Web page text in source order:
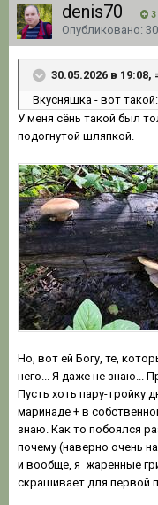
denis70 3
Опубликовано:
30.05.2026 в 19:08,
Вкусняшка - вот такой:
У меня сёнь такой был
подогнутой шляпкой.
Но, вот ей Богу, те,
него... Я даже не знаю...
Пусть хоть пару-тройку
маринаде + в
знаю. Как то побоялся
почему (наверно очень
и вообще, я жаренные
скрашивает для первой